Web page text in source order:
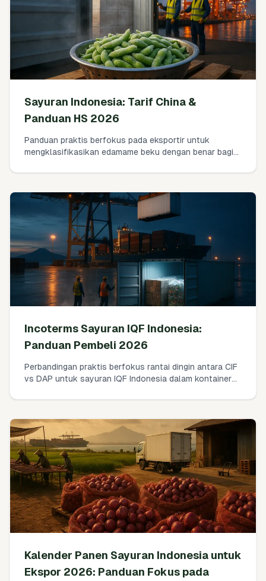
Sayuran Indonesia: Tarif China &
Panduan HS 2026
Panduan praktis berfokus pada eksportir untuk
mengklasifikasikan edamame beku dengan benar bagi
menghitung bea + PPN, dan memenuhi persyaratan
Incoterms Sayuran IQF Indonesia:
Panduan Pembeli 2026
Perbandingan praktis berfokus rantai dingin antara CIF
vs DAP untuk sayuran IQF Indonesia dalam kontainer
berpindah, bagaimana asuransi benar-benar bekerja,
Anda gunakan hari ini.
Kalender Panen Sayuran Indonesia untuk
Ekspor 2026: Panduan Fokus pada